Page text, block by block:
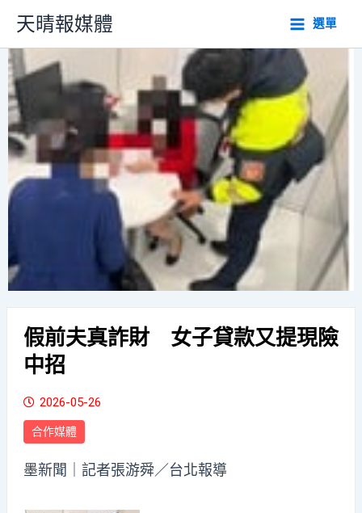
主
要
內
容
天晴報媒體 選單
假前夫真詐財 女子貸款又提現險
中招
2026-05-26
合作媒體
墨新聞 ｜記者張游舜／台北報導